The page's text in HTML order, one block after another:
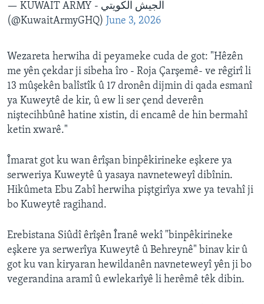
— KUWAIT ARMY - الجيش الكويتي
(@KuwaitArmyGHQ) June 3, 2026
Wezareta herwiha di peyameke cuda de got: "Hêzên
me yên çekdar ji sibeha îro - Roja Çarşemê- ve rêgirî li
13 mûşekên balîstîk û 17 dronên dijmin di qada esmanî
ya Kuweytê de kir, û ew li ser çend deverên
niştecihbûnê hatine xistin, di encamê de hin bermahî
ketin xwarê."
Îmarat got ku wan êrîşan binpêkirineke eşkere ya
serweriya Kuweytê û yasaya navneteweyî dibînin.
Hikûmeta Ebu Zabî herwiha piştgirîya xwe ya tevahî ji
bo Kuweytê ragihand.
Erebistana Siûdî êrîşên Îranê wekî "binpêkirineke
eşkere ya serwerîya Kuweytê û Behreynê" binav kir û
got ku van kiryaran hewildanên navneteweyî yên ji bo
vegerandina aramî û ewlekarîyê li herêmê têk dibin.